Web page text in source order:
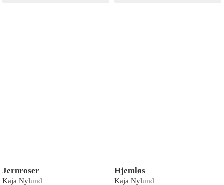
Jernroser
Kaja Nylund
Hjemløs
Kaja Nylund